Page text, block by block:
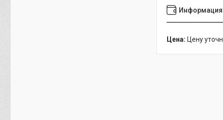
Информация
Цена: Цену